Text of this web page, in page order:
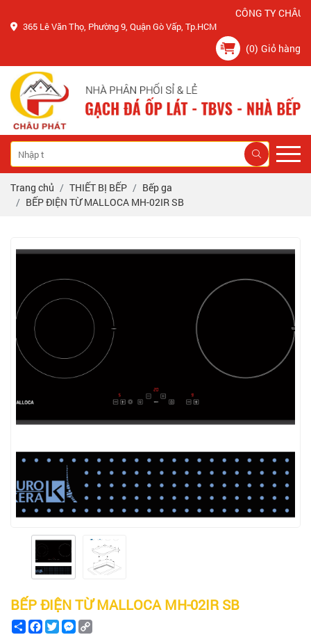
CÔNG TY CHÂU
365 Lê Văn Thọ, Phường 9, Quận Gò Vấp, Tp.HCM
(0) Giỏ hàng
Trang chủ THIẾT BỊ BẾP
Bếp ga
BẾP ĐIỆN TỪ MALLOCA MH-02IR SB
BẾP ĐIỆN TỪ MALLOCA MH-02IR SB
ShareFacebook
TwitterMessenger